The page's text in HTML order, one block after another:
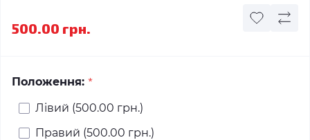
500.00 грн.
Положення: *
Лівий (500.00 грн.)
Правий (500.00 грн.)